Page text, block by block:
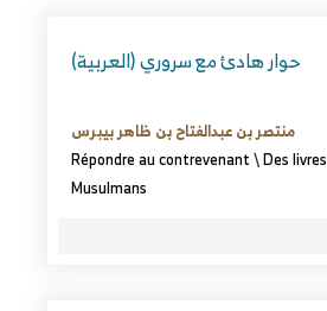
(العربية) حوار هادئ مع سروري
منتصر بن عبدالفتاح بن ظاهر بيبرس
Répondre au contrevenant\Des livres
Musulmans